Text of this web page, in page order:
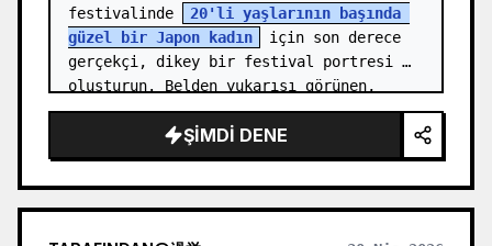
çoğunlukla koyu mavi, mürekkep siyahı, gri-
yeşil, taş rengi veya düşük doygunlukta sıcak
tonlar kullanılır, uygun olduğunda küçük bir
sıcak renk işareti eklenir. Başlık genellikle çok
küçük, şiirsel ve sergi etiketi gibi tutulur, öne
yadigâr serileri, mimari ve şehir görüntüleri
posterleri, soyut editoryal fotoğraf, galeri hissi
veren fotoğraf kapakları ve Douyin gibi mobil
platformlarda paylaşım için uygun görsel seriler
festivalinde
20'li yaşlarının başında
güzel bir Japon kadın
için son derece
gerçekçi, dikey bir festival portresi
oluşturun. Belden yukarısı görünen,
hafifçe arkasını dön…
ŞIMDI DENE